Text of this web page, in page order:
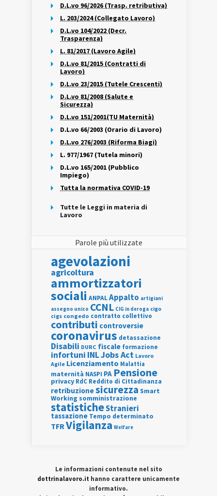
D.L.vo 96/2026 (Trasp. retributiva)
L. 203/2024 (Collegato Lavoro)
D.L.vo 104/2022 (Decr.
Trasparenza)
L. 81/2017 (Lavoro Agile)
D.L.vo 81/2015 (Contratti di
Lavoro)
D.L.vo 23/2015 (Tutele Crescenti)
D.L.vo 81/2008 (Salute e
Sicurezza)
D.L.vo 151/2001(TU Maternità)
D.L.vo 66/2003 (Orario di Lavoro)
D.L.vo 276/2003 (Riforma Biagi)
L. 977/1967 (Tutela minori)
D.L.vo 165/2001 (Pubblico
Impiego)
Tutta la normativa COVID-19
Tutte le Leggi in materia di
Lavoro
Parole più utilizzate
agevolazioni
agricoltura
ammortizzatori
sociali ANPALAppalto artigiani
assegno unico CCNL CIG in deroga cigo
cigs congedo contratto collettivo
contributi controversie
coronavirus detassazione
Disabili DURC fiscale formazione
infortuni INLJobs Act Lavoro
Agile Licenziamento Malattia
maternità NASPI PA Pensione
privacy RdC Reddito di Cittadinanza
retribuzionesicurezza Smart
Working somministrazione
statisticheStranieri
tassazione Tempo determinato
TFRVigilanza Welfare
Le informazioni contenute nel sito
dottrinalavoro.it hanno carattere unicamente
informativo.